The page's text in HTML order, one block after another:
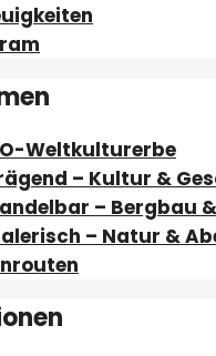
Weltkulturerbe
– Kultur &
– Bergbau
– Natur &